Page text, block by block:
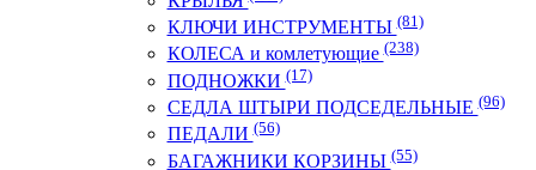
КЛЮЧИ ИНСТРУМЕНТЫ(81)
КОЛЕСА и комлетующие(238)
ПОДНОЖКИ(17)
СЕДЛА ШТЫРИ ПОДСЕДЕЛЬНЫЕ(96)
ПЕДАЛИ(56)
БАГАЖНИКИ КОРЗИНЫ(55)